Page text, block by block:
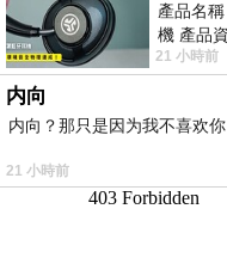
產品名
機 產品
耳機評語
21 小時前
内向
内向？那只是因为我不喜欢你
21 小時前